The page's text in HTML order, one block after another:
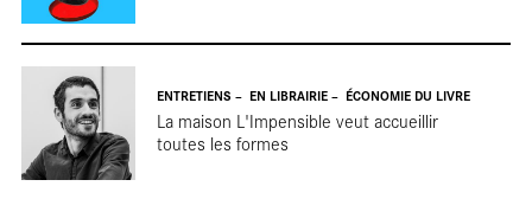
ENTRETIENS EN LIBRAIRIE ÉCONOMIE DU LIVRE
La maison L'Impensible veut accueillir
toutes les formes